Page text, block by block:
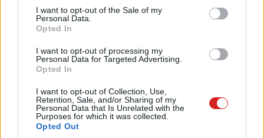
consent section.
I want to opt-out of the Sale of my
Personal Data.
Opted In
I want to opt-out of processing my
Personal Data for Targeted Advertising.
Opted In
I want to opt-out of Collection, Use,
Retention, Sale, and/or Sharing of my
Personal Data that Is Unrelated with the
Purposes for which it was collected.
Opted Out
Várunk mindenkit szeretettel, hogy ismét egy legendás
napot tölthessünk együtt az Opel Magyarország és az
esemény támogatói jóvoltából!
Találkozzunk 2015. május 16-án a Hungaroringen!
További információk itt találhatók!